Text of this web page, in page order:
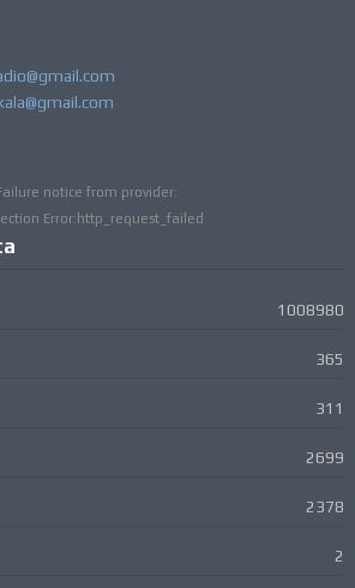
notice from provider:
Error:http_request_failed
1008980
365
311
2699
2378
2